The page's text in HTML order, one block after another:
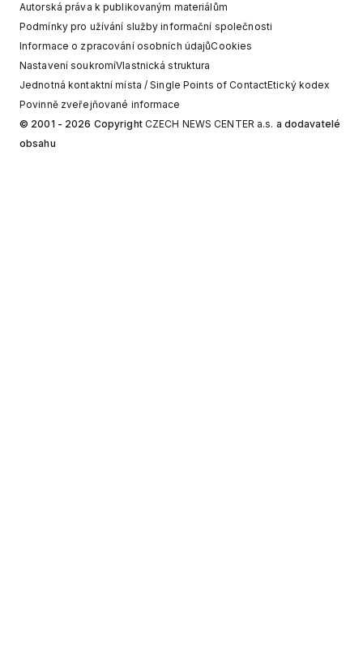
Autorská práva k publikovaným materiálům
Podmínky pro užívání služby informační společnosti
Informace o zpracování osobních údajůCookies
Nastavení soukromíVlastnická struktura
Jednotná kontaktní místa / Single Points of ContactEtický kodex
Povinně zveřejňované informace
© 2001 - 2026 Copyright CZECH NEWS CENTER a.s. a dodavatelé
obsahu